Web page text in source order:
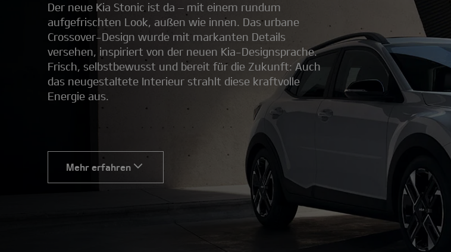
Der neue Kia Stonic ist da – mit einem rundum
aufgefrischten Look, außen wie innen. Das urbane
Crossover-Design wurde mit markanten Details
versehen, inspiriert von der neuen Kia-Designsprache.
Frisch, selbstbewusst und bereit für die Zukunft: Auch
das neugestaltete Interieur strahlt diese kraftvolle
Energie aus.
Mehr erfahren